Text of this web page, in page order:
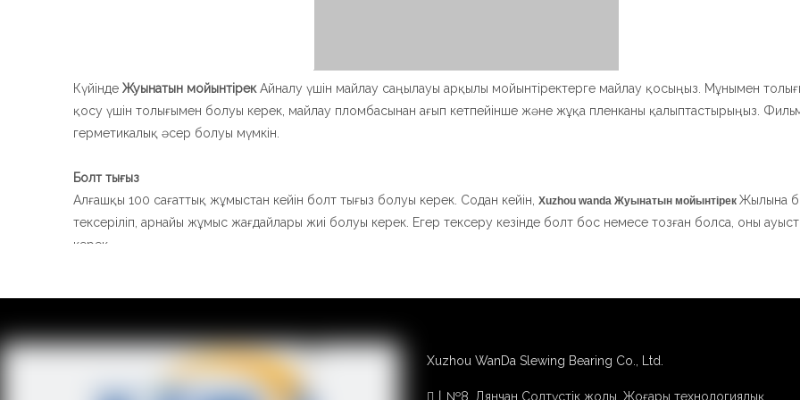
Күйінде Жуынатын мойынтірекАйналу үшін майлау саңылауы арқылы мойынтіректерге майлау қосыңыз. Мұнымен
қосу үшін толығымен болуы керек, майлау пломбасынан ағып кетпейінше және жұқа пленканы қалыптастырыңыз.
герметикалық әсер болуы мүмкін.
Болт тығыз
Алғашқы 100 сағаттық жұмыстан кейін болт тығыз болуы керек. Содан кейін, Xuzhou wanda Жуынатын мойынтірек Жылына
тексеріліп, арнайы жұмыс жағдайлары жиі болуы керек. Егер тексеру кезінде болт бос немесе тозған болса, оны
керек.
резеңке.
Айналмалы қолдауды пайдалану кезінде xuzhou Wanda тұрақты тығыздағыш белдеулер ұсынады. Егер герметикалық
нашар немесе сынғыш болса, оны дереу ауыстыру керек.
Xuzhou WanDa Slewing Bearing Co., Ltd.
 丨№8, Дянчан Солтүстік жолы, Жоғары технологиялық